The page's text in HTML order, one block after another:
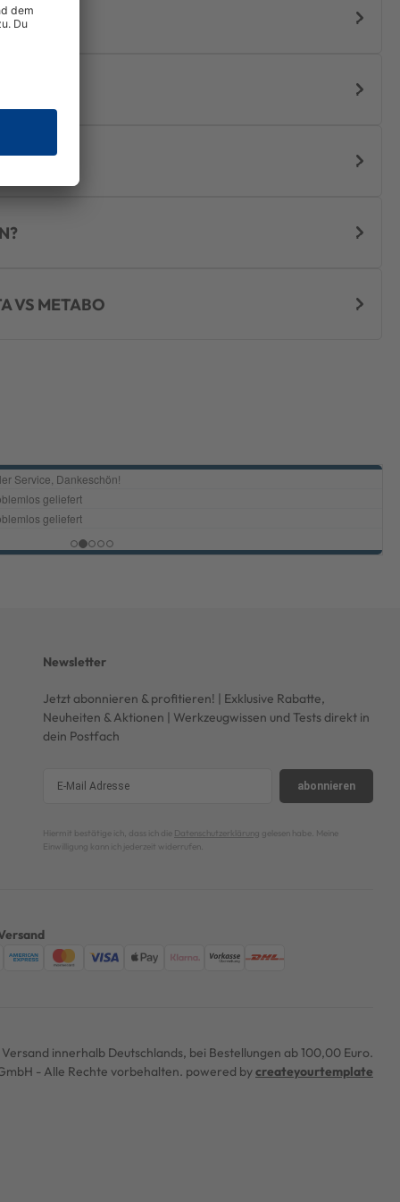
VS METABO
Newsletter
Jetzt abonnieren & profitieren! | Exklusive Rabatte,
Neuheiten & Aktionen | Werkzeugwissen und Tests direkt in
dein Postfach
abonnieren
Hiermit bestätige ich, dass ich die Datenschutzerklärung gelesen habe. Meine
Einwilligung kann ich jederzeit widerrufen.
innerhalb Deutschlands, bei Bestellungen ab 100,00 Euro.
- Alle Rechte vorbehalten. powered bycreateyourtemplate